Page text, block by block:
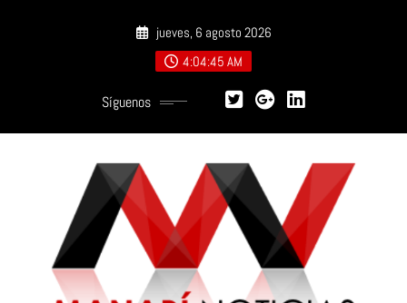
jueves, 6 agosto 2026
4:04:46 AM
Síguenos